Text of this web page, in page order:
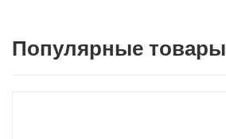
Популярные товары